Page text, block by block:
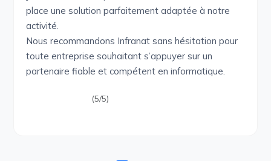
place une solution parfaitement adaptée à notre
activité.
Nous recommandons Infranat sans hésitation pour
toute entreprise souhaitant s’appuyer sur un
partenaire fiable et compétent en informatique.
(5/5)